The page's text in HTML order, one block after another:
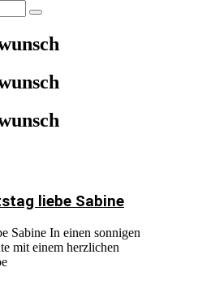
liebe Sabine
Sabine In einen sonnigen
mit einem herzlichen